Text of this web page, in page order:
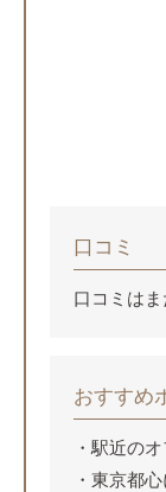
口コミ
口コミはま
おすすめ
駅近の
東京都